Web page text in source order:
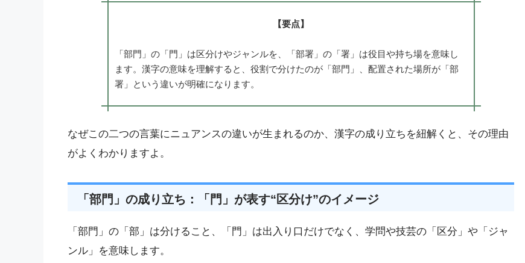
【要点】
「部門」の「門」は区分けやジャンルを、「部署」の「署」は役目や持ち場を意味し
ます。漢字の意味を理解すると、役割で分けたのが「部門」、配置された場所が「部
署」という違いが明確になります。
なぜこの二つの言葉にニュアンスの違いが生まれるのか、漢字の成り立ちを紐解くと、その理由
がよくわかりますよ。
「部門」の成り立ち：「門」が表す“区分け”のイメージ
「部門」の「部」は分けること、「門」は出入り口だけでなく、学問や技芸の「区分」や「ジャ
ンル」を意味します。